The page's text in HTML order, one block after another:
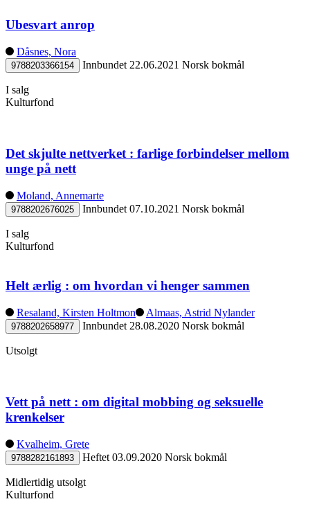
Ubesvart anrop
Dåsnes, Nora
9788203366154 Innbundet 22.06.2021 Norsk bokmål
I salg
Kulturfond
Det skjulte nettverket : farlige forbindelser mellom
unge på nett
Moland, Annemarte
9788202676025 Innbundet 07.10.2021 Norsk bokmål
I salg
Kulturfond
Helt ærlig : om hvordan vi henger sammen
Resaland, Kirsten Holtmon Almaas, Astrid Nylander
9788202658977 Innbundet 28.08.2020 Norsk bokmål
Utsolgt
Vett på nett : om digital mobbing og seksuelle
krenkelser
Kvalheim, Grete
9788282161893 Heftet 03.09.2020 Norsk bokmål
Midlertidig utsolgt
Kulturfond